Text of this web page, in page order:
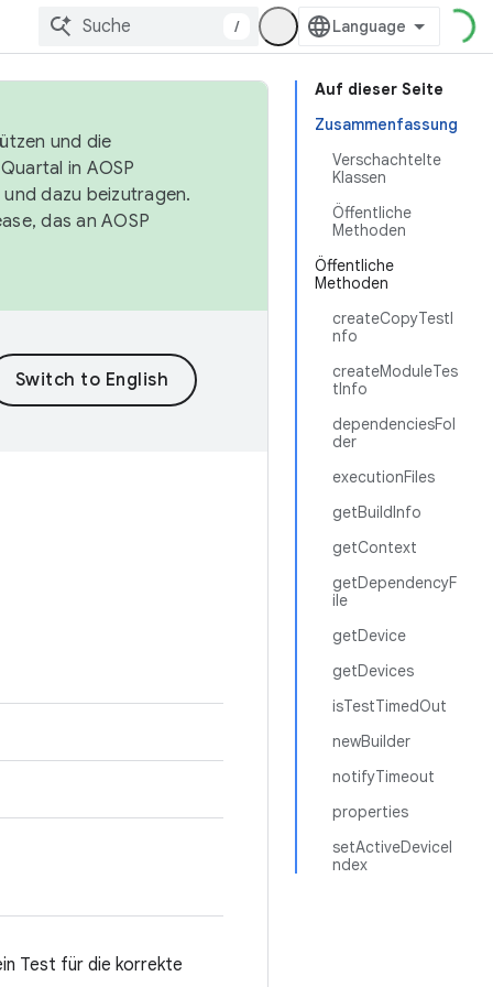
/
Auf dieser Seite
Zusammenfassung
Verschachtelte
Klassen
Öffentliche
Methoden
Öffentliche
Methoden
createCopyTestI
nfo
createModuleTes
tInfo
dependenciesFol
der
executionFiles
getBuildInfo
getContext
getDependencyF
ile
getDevice
getDevices
isTestTimedOut
newBuilder
notifyTimeout
properties
setActiveDeviceI
ndex
und die
in AOSP
und dazu beizutragen.
das an AOSP
Test für die korrekte